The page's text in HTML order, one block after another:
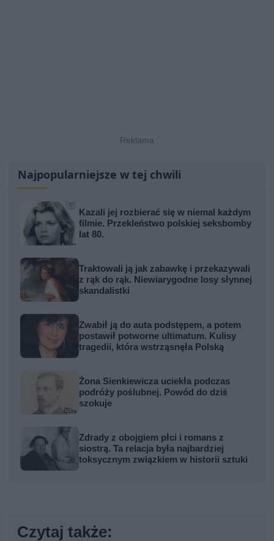
Najpopularniejsze w tej chwili
Kazali jej rozbierać się w niemal każdym
filmie. Przekleństwo polskiej seksbomby
lat 80.
Traktowali ją jak zabawkę i przekazywali
z rąk do rąk. Niewiarygodne losy słynnej
skandalistki
Zwabił ją do auta podstępem, a potem
postawił potworne ultimatum. Kulisy
tragedii, która wstrząsnęła Polską
Żona Sienkiewicza uciekła podczas
podróży poślubnej. Powód do dziś
szokuje
Zdrady z obojgiem płci i romans z
siostrą. Ta relacja była najbardziej
toksycznym związkiem w historii sztuki
Czytaj także: